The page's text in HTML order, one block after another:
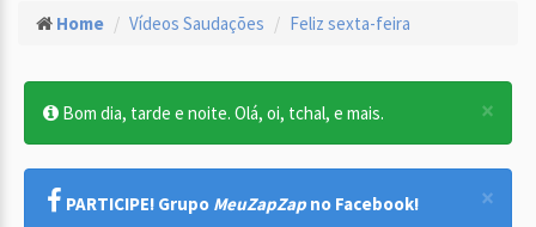
Home Vídeos Saudações Feliz sexta-feira
×
Bom dia, tarde e noite. Olá, oi, tchal, e mais.
×
PARTICIPE! Grupo MeuZapZap no Facebook!